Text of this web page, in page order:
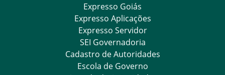
Expresso Goiás
Expresso Aplicações
Expresso Servidor
SEI Governadoria
Cadastro de Autoridades
Escola de Governo